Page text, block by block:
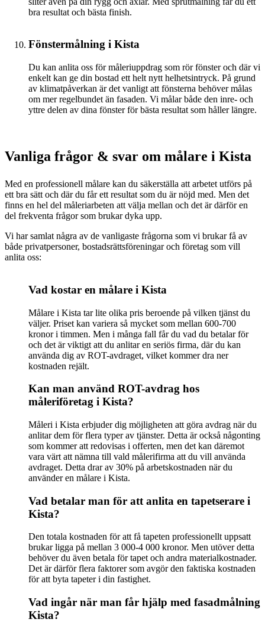
bra resultat och bästa finish.
Fönstermålning i Kista
Du kan anlita oss för måleriuppdrag som rör fönster och där vi
enkelt kan ge din bostad ett helt nytt helhetsintryck. På grund
av klimatpåverkan är det vanligt att fönsterna behöver målas
om mer regelbundet än fasaden. Vi målar både den inre- och
yttre delen av dina fönster för bästa resultat som håller längre.
Vanliga frågor & svar om målare i Kista
Med en professionell målare kan du säkerställa att arbetet utförs på
ett bra sätt och där du får ett resultat som du är nöjd med. Men det
finns en hel del måleriarbeten att välja mellan och det är därför en
del frekventa frågor som brukar dyka upp.
Vi har samlat några av de vanligaste frågorna som vi brukar få av
både privatpersoner, bostadsrättsföreningar och företag som vill
anlita oss:
Vad kostar en målare i Kista
Målare i Kista tar lite olika pris beroende på vilken tjänst du
väljer. Priset kan variera så mycket som mellan 600-700
kronor i timmen. Men i många fall får du vad du betalar för
och det är viktigt att du anlitar en seriös firma, där du kan
använda dig av ROT-avdraget, vilket kommer dra ner
kostnaden rejält.
Kan man använd ROT-avdrag hos
måleriföretag i Kista?
Måleri i Kista erbjuder dig möjligheten att göra avdrag när du
anlitar dem för flera typer av tjänster. Detta är också någonting
som kommer att redovisas i offerten, men det kan däremot
vara värt att nämna till vald målerifirma att du vill använda
avdraget. Detta drar av 30% på arbetskostnaden när du
använder en målare i Kista.
Vad betalar man för att anlita en tapetserare i
Kista?
Den totala kostnaden för att få tapeten professionellt uppsatt
brukar ligga på mellan 3 000-4 000 kronor. Men utöver detta
behöver du även betala för tapet och andra materialkostnader.
Det är därför flera faktorer som avgör den faktiska kostnaden
för att byta tapeter i din fastighet.
Vad ingår när man får hjälp med fasadmålning
Kista?